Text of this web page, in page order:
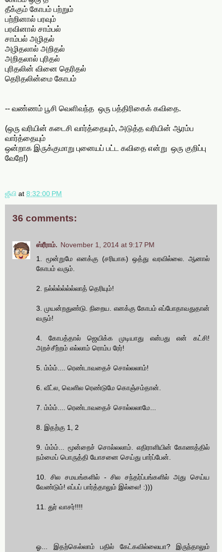
தீக்கும் கோபம் பற்றும்
பற்றினால் பரவும்
பரவினால் சாம்பல்
சாம்பல் அழிதல்
அழிதலால் அறிதல்
அறிதலால் புரிதல்
புரிதலின் வினை தெரிதல்
தெரிதலின்மை கோபம்
-- வண்ணம் பூசி வெளிவந்த ஒரு பத்திரிகைக் கவிதை.
(ஒரு வரியின் கடைசி வார்த்தையும், அடுத்த வரியின் ஆரம்ப
வார்த்தையும்
ஒன்றாக இருக்குமாறு புனையப் பட்ட கவிதை என்று ஒரு குறிப்பு
வேறே!)
ஜீவி at 8:32:00 PM
36 comments:
ஸ்ரீராம். November 1, 2014 at 9:17 PM
1. மூன்றுமே எனக்கு (சரியாக) ஒத்து வரவில்லை. ஆனால்
கோபம் வரும்.
2. நல்ல்ல்ல்ல்ல்லாத் தெரியும்!
3. முயன்றதுண்டு. நிறைய. எனக்கு கோபம் எப்போதாவதுதான்
வரும்!
4. கோபத்தால் ஜெயிக்க முடியாது என்பது என் கட்சி!
அறச்சீற்றம் எல்லாம் ரொம்ப ரேர்!
5. ம்ம்ம்.... ரெண்டாவதைச் சொல்லலாம்!
6. வீட்ல, வெளில ரெண்டுமே கொஞ்சம்தான்.
7. ம்ம்ம்.... ரெண்டாவதைச் சொல்லலாமே...
8. இதற்கு 1, 2
9. ம்ம்ம்... மூன்றைச் சொல்லலாம். எதிராளியின் கோணத்தில்
நம்மைப் பொருத்தி யோசனை செய்து பார்ப்பேன்.
10. சில சமயங்களில் - சில சந்தர்ப்பங்களில் அது செய்ய
வேண்டும்! எப்பப் பார்த்தாலும் இல்லை! :)))
11. துர் வாசர்!!!!
ஓ... இதற்கெல்லாம் பதில் கேட்கவில்லையா? இருந்தாலும்